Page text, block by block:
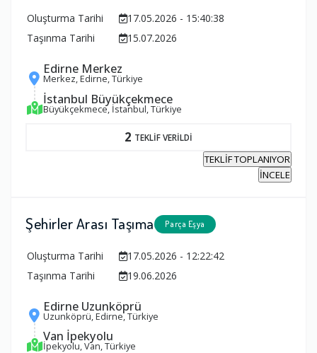
Oluşturma Tarihi
17.05.2026 - 15:40:38
Taşınma Tarihi
15.07.2026
Edirne Merkez
Merkez, Edirne, Türkiye
İstanbul Büyükçekmece
Büyükçekmece, İstanbul, Türkiye
2 TEKLİF VERİLDİ
TEKLİF TOPLANIYOR
İNCELE
Şehirler Arası Taşıma Parça Eşya
Oluşturma Tarihi
17.05.2026 - 12:22:42
Taşınma Tarihi
19.06.2026
Edirne Uzunköprü
Uzunköprü, Edirne, Türkiye
Van İpekyolu
İpekyolu, Van, Türkiye